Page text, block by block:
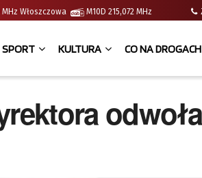
Włoszczowa M10D 215,072 MHz
SPORT KULTURA CO NA DROGACH